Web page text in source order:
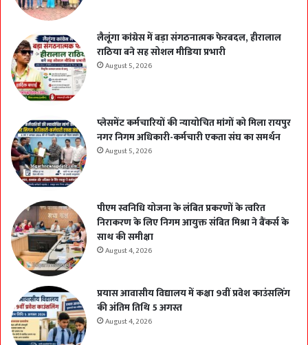
लैलूंगा कांग्रेस में बड़ा संगठनात्मक फेरबदल, हीरालाल
राठिया बने सह सोशल मीडिया प्रभारी
August 5, 2026
प्लेसमेंट कर्मचारियों की न्यायोचित मांगों को मिला रायपुर
नगर निगम अधिकारी-कर्मचारी एकता संघ का समर्थन
August 5, 2026
पीएम स्वनिधि योजना के लंबित प्रकरणों के त्वरित
निराकरण के लिए निगम आयुक्त संबित मिश्रा ने बैंकर्स के
साथ की समीक्षा
August 4, 2026
प्रयास आवासीय विद्यालय में कक्षा 9वीं प्रवेश काउंसलिंग
की अंतिम तिथि 5 अगस्त
August 4, 2026